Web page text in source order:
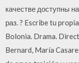
качестве доступны
раз. ? Escribe tu
Bolonia. Drama.
Bernard, María